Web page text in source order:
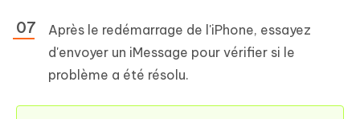
Après le redémarrage de l'iPhone, essayez
d'envoyer un iMessage pour vérifier si le
problème a été résolu.